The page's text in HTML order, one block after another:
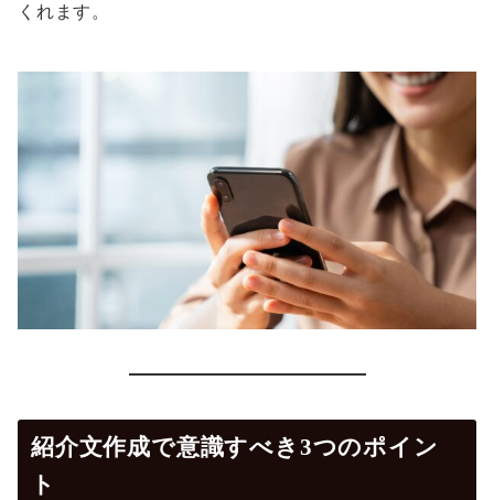
くれます。
紹介文作成で意識すべき3つのポイン
ト